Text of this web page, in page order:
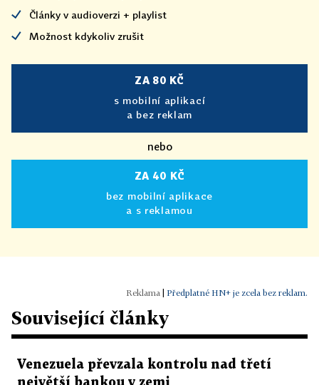
Články v audioverzi + playlist
Možnost kdykoliv zrušit
ZA 80 KČ
s mobilní aplikací
a bez reklam
nebo
ZA 40 KČ
bez mobilní aplikace
a s reklamou
Předplatné HN+ je zcela bez reklam.
Související články
Venezuela převzala kontrolu nad třetí
největší bankou v zemi